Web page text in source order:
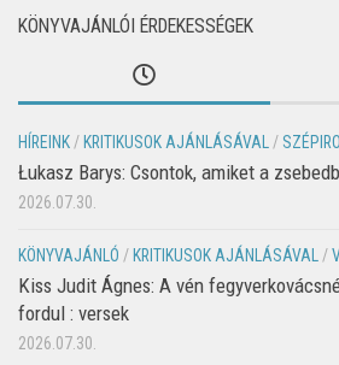
KÖNYVAJÁNLÓI ÉRDEKESSÉGEK
HÍREINK/ KRITIKUSOK AJÁNLÁSÁVAL/
Łukasz Barys: Csontok, amiket a
2026.07.30.
KÖNYVAJÁNLÓ / KRITIKUSOK AJÁNLÁSÁVAL/
Kiss Judit Ágnes: A vén
fordul : versek
2026.07.30.